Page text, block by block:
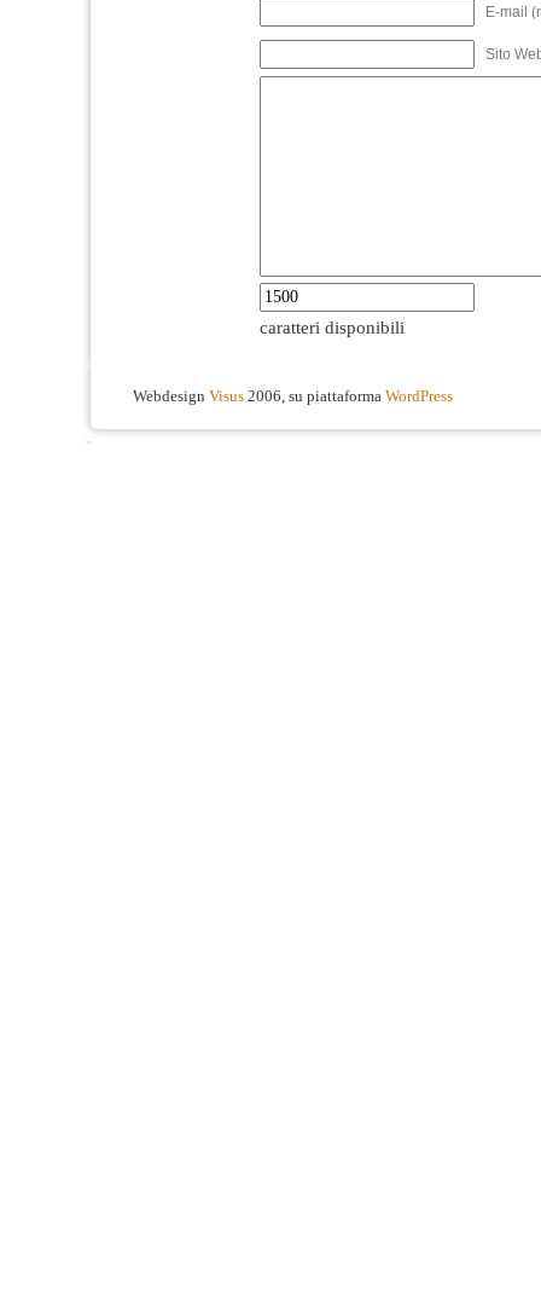
E-mail
Sito
caratteri disponibili
Webdesign Visus 2006, su piattaforma WordPress